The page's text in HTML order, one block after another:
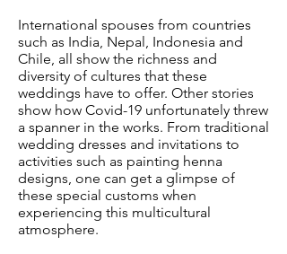
International spouses from countries
such as India, Nepal, Indonesia and
Chile, all show the richness and
diversity of cultures that these
weddings have to offer. Other stories
show how Covid-19 unfortunately threw
a spanner in the works. From traditional
wedding dresses and invitations to
activities such as painting henna
designs, one can get a glimpse of
these special customs when
experiencing this multicultural
atmosphere.